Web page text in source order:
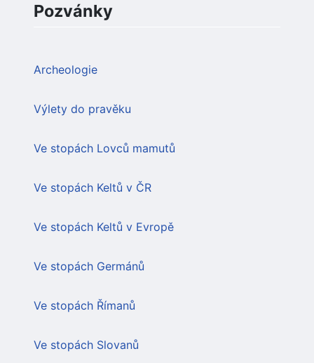
Pozvánky
Archeologie
Výlety do pravěku
Ve stopách Lovců mamutů
Ve stopách Keltů v ČR
Ve stopách Keltů v Evropě
Ve stopách Germánů
Ve stopách Římanů
Ve stopách Slovanů